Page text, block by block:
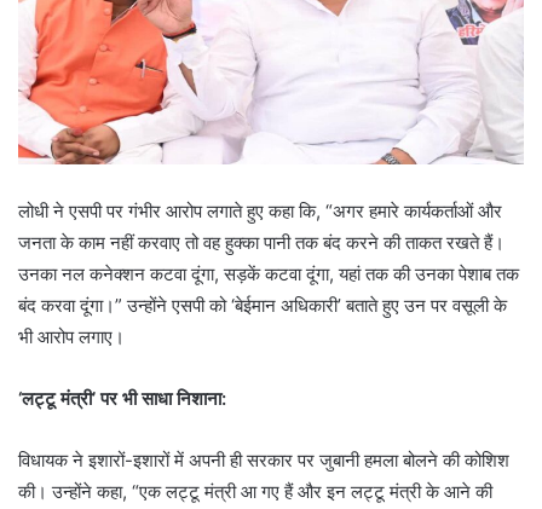
लोधी ने एसपी पर गंभीर आरोप लगाते हुए कहा कि, “अगर हमारे कार्यकर्ताओं और
जनता के काम नहीं करवाए तो वह हुक्का पानी तक बंद करने की ताकत रखते हैं।
उनका नल कनेक्शन कटवा दूंगा, सड़कें कटवा दूंगा, यहां तक की उनका पेशाब तक
बंद करवा दूंगा।” उन्होंने एसपी को ‘बेईमान अधिकारी’ बताते हुए उन पर वसूली के
भी आरोप लगाए।
‘लट्टू मंत्री’ पर भी साधा निशाना:
विधायक ने इशारों-इशारों में अपनी ही सरकार पर जुबानी हमला बोलने की कोशिश
की। उन्होंने कहा, “एक लट्टू मंत्री आ गए हैं और इन लट्टू मंत्री के आने की